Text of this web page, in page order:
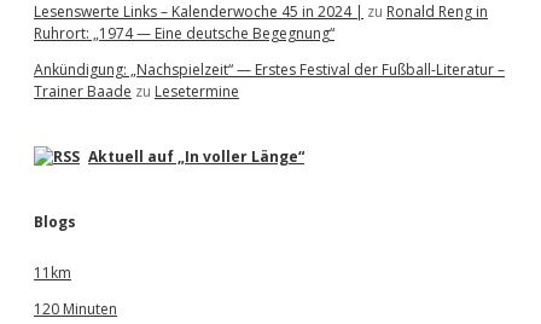
Lesenswerte Links – Kalenderwoche 45 in 2024 | zu Ronald Reng in
Ruhrort: „1974 — Eine deutsche Begegnung“
Ankündigung: „Nachspielzeit“ — Erstes Festival der Fußball-Literatur –
Trainer Baade zu Lesetermine
Aktuell auf „In voller Länge“
Blogs
11km
120 Minuten